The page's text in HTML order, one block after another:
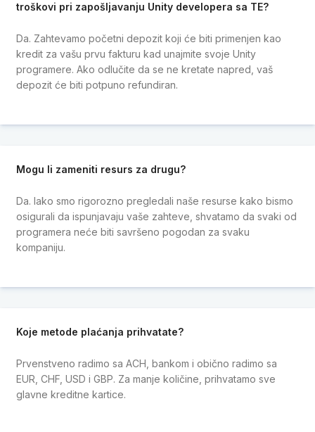
troškovi pri zapošljavanju Unity developera sa TE?
Da. Zahtevamo početni depozit koji će biti primenjen kao
kredit za vašu prvu fakturu kad unajmite svoje Unity
programere. Ako odlučite da se ne kretate napred, vaš
depozit će biti potpuno refundiran.
Mogu li zameniti resurs za drugu?
Da. Iako smo rigorozno pregledali naše resurse kako bismo
osigurali da ispunjavaju vaše zahteve, shvatamo da svaki od
programera neće biti savršeno pogodan za svaku
kompaniju.
Koje metode plaćanja prihvatate?
Prvenstveno radimo sa ACH, bankom i obično radimo sa
EUR, CHF, USD i GBP. Za manje količine, prihvatamo sve
glavne kreditne kartice.